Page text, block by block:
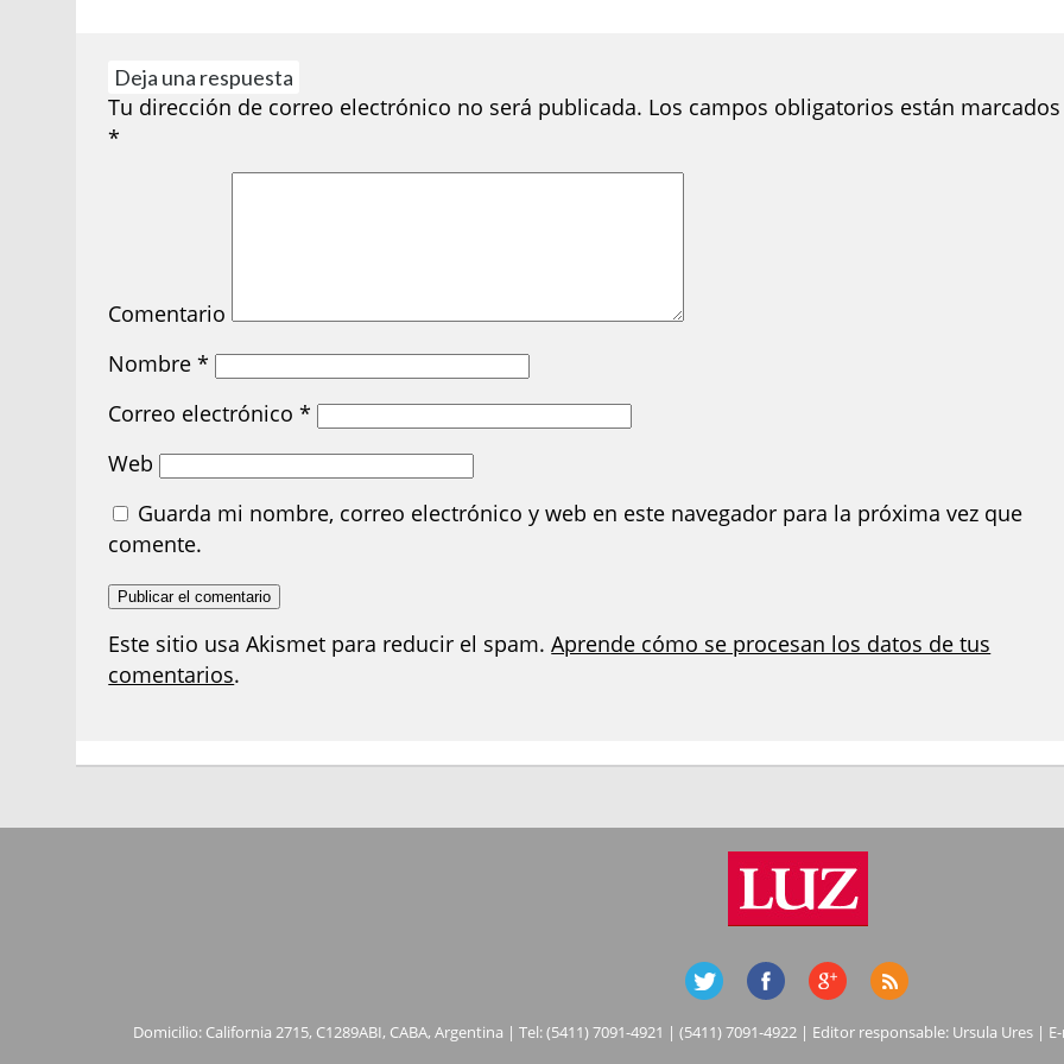
Deja una respuesta
Tu dirección de correo electrónico no será publicada. Los campos obligatorios están
*
Comentario
Nombre*
Correo electrónico*
Web
Guarda mi nombre, correo electrónico y web en este navegador para la próxima vez que
comente.
Este sitio usa Akismet para reducir el spam.Aprende cómo se procesan los datos de tus
comentarios.
Domicilio: California 2715, C1289ABI, CABA, Argentina | Tel: (5411) 7091-4921 | (5411) 7091-4922 | Editor responsable: Ursula Ures |